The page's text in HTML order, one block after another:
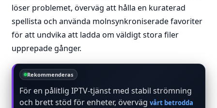
löser problemet, överväg att hålla en kuraterad
spellista och använda molnsynkroniserade favoriter
för att undvika att ladda om väldigt stora filer
upprepade gånger.
Rekommenderas
För en pålitlig IPTV-tjänst med stabil strömning
och brett stöd för enheter, överväg vårt betrodda